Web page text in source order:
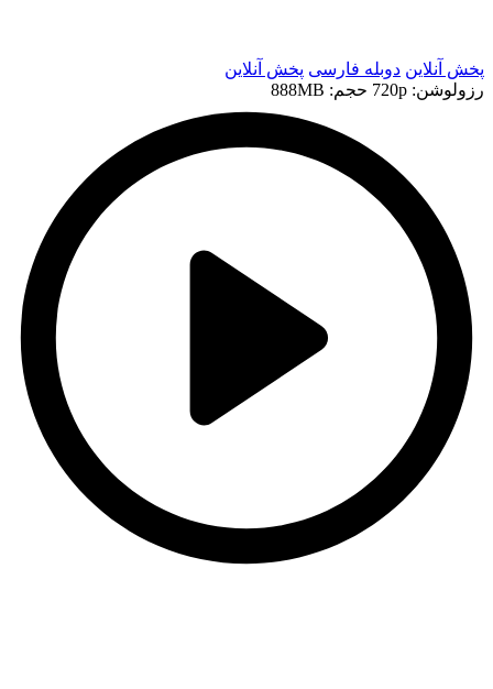
پخش آنلاین دوبله فارسی پخش آنلاین
رزولوشن: 720p
حجم: 888MB